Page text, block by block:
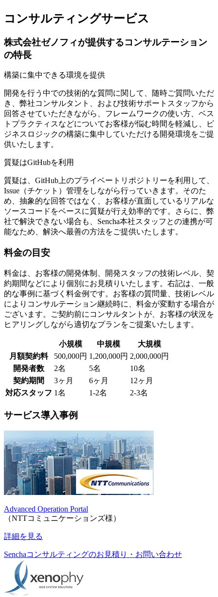
コンサルティングサービス
株式会社ゼノフィが提供するコンサルテーション
の特長
構築に集中できる環境を提供
開発を行う中での技術的な質問に関して、随時ご質問いただ
き、弊社コンサルタント、および技術サポートスタッフから
回答させていただきながら、フレームワークの使い方、ベス
トプラクティスなどについてお客様が悩む時間を軽減し、ビ
ジネスロジックの構築に集中していただける開発環境をご提
供いたします。
質疑はGitHubを利用
質疑は、GitHub上のプライベートリポジトリーを利用して、
Issue（チケット）管理をしながら行っていきます。そのた
め、抽象的な回答ではなく、お客様が直面しているリアルな
ソースコードをベースに質疑が行え効率的です。さらに、弊
社で解決できない場合も、Sencha本社スタッフとの連携が可
能なため、解決へ最善の方法をご提供いたします。
料金の目安
料金は、お客様の開発体制、開発スタッフの技術レベル、契
約期間などにより個別にお見積りいたします。右記は、一般
的な事例に基づく料金例です。お客様の質問量、技術レベル
によりコンサルテーション継続時に、料金が変動する場合が
ございます。ご契約前にコンサルタントが、お客様の状況を
ヒアリングしながら適切なプランをご提案いたします。
小規模 中規模
大規模
月額契約料
500,000円 1,200,000円 2,000,000円
開発者数
2名 5名
10名
契約期間
3ヶ月 6ヶ月
12ヶ月
対応スタッフ 1名 1-2名 2-3名
サービス導入事例
Advanced Operation Portal
（NTTコミュニケーションズ様）
詳細を見る
Senchaコンサルティングのお見積り・お問い合わせ